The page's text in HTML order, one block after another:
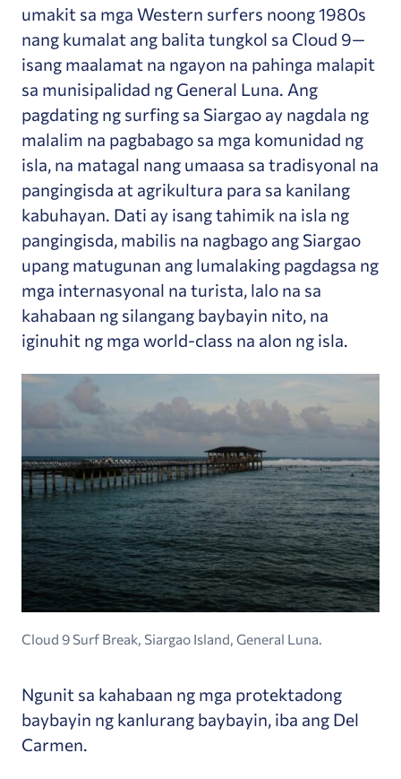
umakit sa mga Western surfers noong 1980s
nang kumalat ang balita tungkol sa Cloud 9—
isang maalamat na ngayon na pahinga malapit
sa munisipalidad ng General Luna. Ang
pagdating ng surfing sa Siargao ay nagdala ng
malalim na pagbabago sa mga komunidad ng
isla, na matagal nang umaasa sa tradisyonal na
pangingisda at agrikultura para sa kanilang
kabuhayan. Dati ay isang tahimik na isla ng
pangingisda, mabilis na nagbago ang Siargao
upang matugunan ang lumalaking pagdagsa ng
mga internasyonal na turista, lalo na sa
kahabaan ng silangang baybayin nito, na
iginuhit ng mga world-class na alon ng isla.
Cloud 9 Surf Break, Siargao Island, General Luna.
Ngunit sa kahabaan ng mga protektadong
baybayin ng kanlurang baybayin, iba ang Del
Carmen.